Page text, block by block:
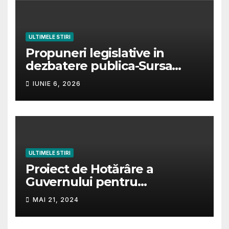
ULTIMELE STIRI
Propuneri legislative in
dezbatere publica-Sursa
https://iscir.ro/transparenta-
decizionala.
IUNIE 6, 2026
ULTIMELE STIRI
Proiect de Hotărâre a
Guvernului pentru
modificarea și completarea
Hotărârii de Guvern nr.
1340/2001, privind
MAI 21, 2024